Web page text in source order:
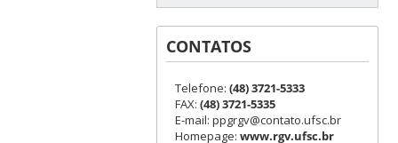
CONTATOS
Telefone: (48) 3721-5333
FAX: (48) 3721-5335
E-mail: ppgrgv@contato.ufsc.br
Homepage: www.rgv.ufsc.br